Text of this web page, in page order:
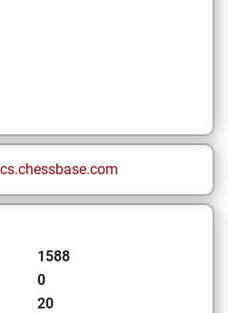
1588
0
20